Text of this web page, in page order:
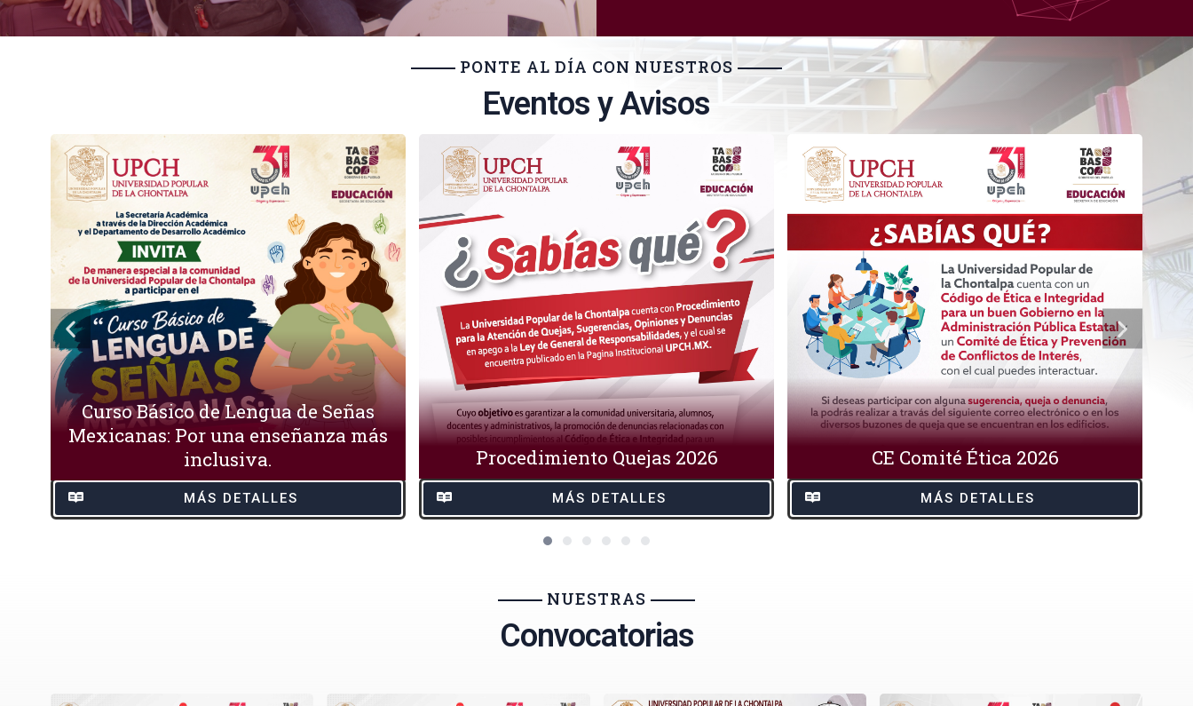
PONTE AL DÍA CON NUESTROS
Eventos y Avisos
Curso Básico de Lengua de Señas
Mexicanas: Por una enseñanza más
inclusiva.
MÁS DETALLES
Procedimiento Quejas 2026
MÁS DETALLES
CE Comité Ética 2026
MÁS DETALLES
NUESTRAS
Convocatorias